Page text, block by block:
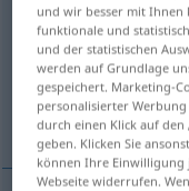
Übersicht aller
(Für mehr Details die
przedtem,
und wir besser mit Ihnen
funktionale und
und der statistischen
werden auf Grundlage
gespeichert. Marketing-
personalisierter
durch einen Klick auf
geben. Klicken Sie
können Ihre Einwilligung
Webseite widerrufen.